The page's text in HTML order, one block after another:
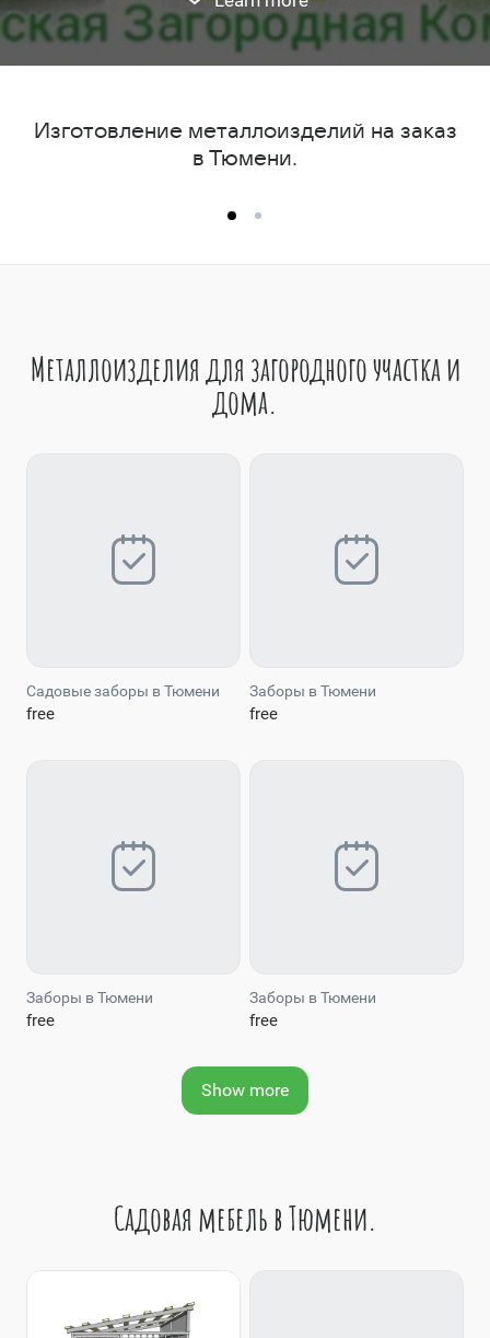
Изготовление металлоизделий на заказ
в Тюмени.
Металлоизделия для загородного участка и
дома.
Садовые заборы в Тюмени
free
Заборы в Тюмени
free
Заборы в Тюмени
free
Заборы в Тюмени
free
Show more
Садовая мебель в Тюмени.